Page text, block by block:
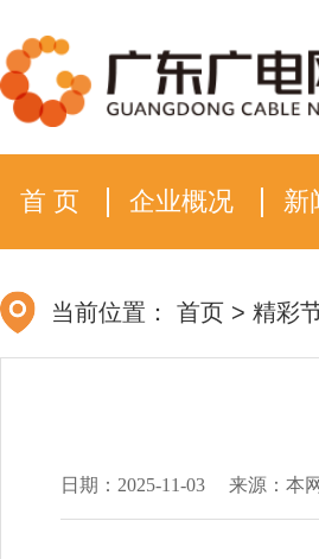
首 页 企业概况 新
当前位置： 首页 > 精彩
日期：2025-11-03 来源：本网